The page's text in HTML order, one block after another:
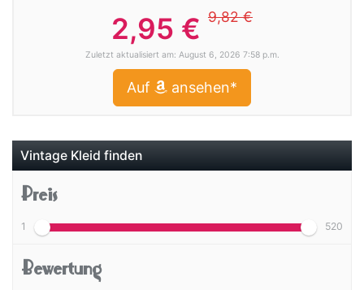
2,95 € 9,82 €
Zuletzt aktualisiert am: August 6, 2026 7:58 p.m.
Auf ansehen*
Vintage Kleid finden
Preis
1 520
Bewertung